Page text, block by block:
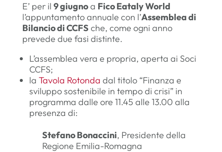
E’ per il 9 giugnoa Fico Eataly World
l’appuntamento annuale con l’Assemblea di
Bilancio di CCFS che, come ogni anno
prevede due fasi distinte.
L’assemblea vera e propria, aperta ai Soci
CCFS;
la Tavola Rotonda dal titolo “Finanza e
sviluppo sostenibile in tempo di crisi” in
programma dalle ore 11.45 alle 13.00 alla
presenza di:
Stefano Bonaccini, Presidente della
Regione Emilia-Romagna